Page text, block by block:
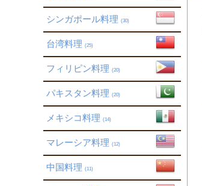
シンガポール料理 (30)
台湾料理 (25)
フィリピン料理 (20)
パキスタン料理 (20)
メキシコ料理 (14)
マレーシア料理 (12)
中国料理 (11)